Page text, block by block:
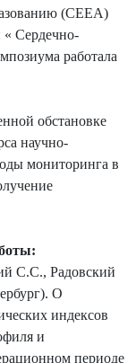
(СЕЕА)
« Сердечно-
работала
обстановке
научно-
мониторинга в
С.С., Радовский
О
индексов
и
периоде